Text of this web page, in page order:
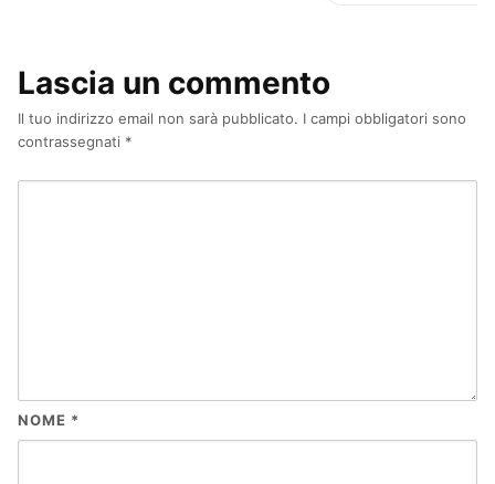
Lascia un commento
Il tuo indirizzo email non sarà pubblicato. I campi obbligatori sono
contrassegnati *
NOME *